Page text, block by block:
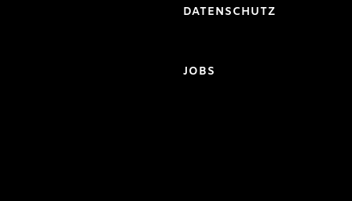
DATENSCHUTZ
JOBS